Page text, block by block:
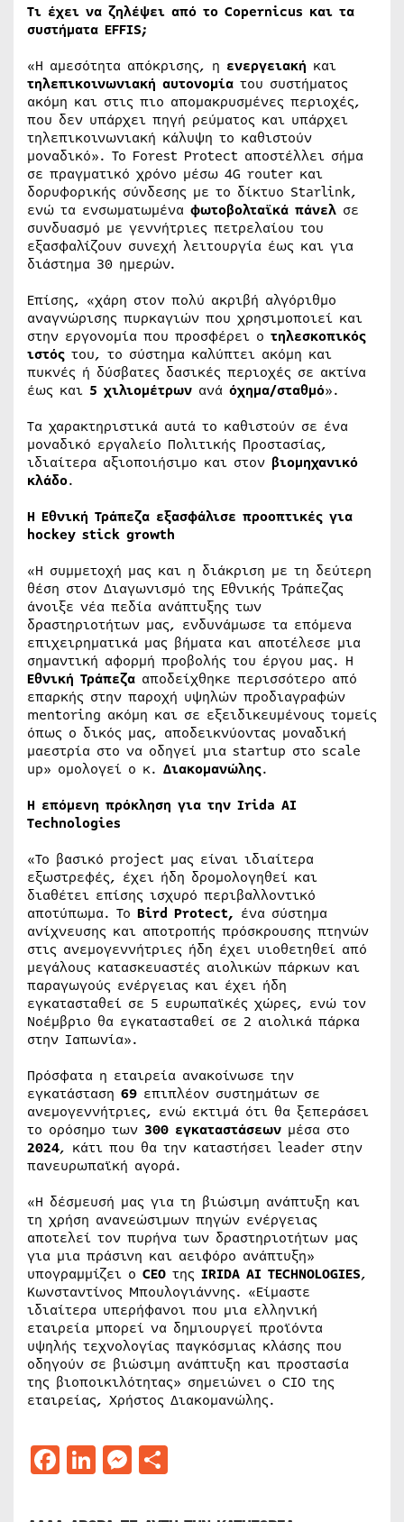
Τι έχει να ζηλέψει από το Copernicus και τα
συστήματα EFFIS;
«Η αμεσότητα απόκρισης, η ενεργειακή και
τηλεπικοινωνιακή αυτονομία του συστήματος
ακόμη και στις πιο απομακρυσμένες περιοχές,
που δεν υπάρχει πηγή ρεύματος και υπάρχει
τηλεπικοινωνιακή κάλυψη το καθιστούν
μοναδικό». Το Forest Protect αποστέλλει σήμα
σε πραγματικό χρόνο μέσω 4G router και
δορυφορικής σύνδεσης με το δίκτυο Starlink,
ενώ τα ενσωματωμένα φωτοβολταϊκά πάνελ σε
συνδυασμό με γεννήτριες πετρελαίου του
εξασφαλίζουν συνεχή λειτουργία έως και για
διάστημα 30 ημερών.
Επίσης, «χάρη στον πολύ ακριβή αλγόριθμο
αναγνώρισης πυρκαγιών που χρησιμοποιεί και
στην εργονομία που προσφέρει ο τηλεσκοπικός
ιστός του, το σύστημα καλύπτει ακόμη και
πυκνές ή δύσβατες δασικές περιοχές σε ακτίνα
έως και 5 χιλιομέτρων ανά όχημα/σταθμό».
Τα χαρακτηριστικά αυτά το καθιστούν σε ένα
μοναδικό εργαλείο Πολιτικής Προστασίας,
ιδιαίτερα αξιοποιήσιμο και στον βιομηχανικό
κλάδο.
Η Εθνική Τράπεζα εξασφάλισε προοπτικές για
hockey stick growth
«Η συμμετοχή μας και η διάκριση με τη δεύτερη
θέση στον Διαγωνισμό της Εθνικής Τράπεζας
άνοιξε νέα πεδία ανάπτυξης των
δραστηριοτήτων μας, ενδυνάμωσε τα επόμενα
επιχειρηματικά μας βήματα και αποτέλεσε μια
σημαντική αφορμή προβολής του έργου μας. Η
Εθνική Τράπεζα αποδείχθηκε περισσότερο από
επαρκής στην παροχή υψηλών προδιαγραφών
mentoring ακόμη και σε εξειδικευμένους τομείς
όπως ο δικός μας, αποδεικνύοντας μοναδική
μαεστρία στο να οδηγεί μια startup στο scale
up» ομολογεί ο κ. Διακομανώλης.
Η επόμενη πρόκληση για την Irida AΙ
Technologies
«Το βασικό project μας είναι ιδιαίτερα
εξωστρεφές, έχει ήδη δρομολογηθεί και
διαθέτει επίσης ισχυρό περιβαλλοντικό
αποτύπωμα. Το Bird Protect, ένα σύστημα
ανίχνευσης και αποτροπής πρόσκρουσης πτηνών
στις ανεμογεννήτριες ήδη έχει υιοθετηθεί από
μεγάλους κατασκευαστές αιολικών πάρκων και
παραγωγούς ενέργειας και έχει ήδη
εγκατασταθεί σε 5 ευρωπαϊκές χώρες, ενώ τον
Νοέμβριο θα εγκατασταθεί σε 2 αιολικά πάρκα
στην Ιαπωνία».
Πρόσφατα η εταιρεία ανακοίνωσε την
εγκατάσταση 69 επιπλέον συστημάτων σε
ανεμογεννήτριες, ενώ εκτιμά ότι θα ξεπεράσει
το ορόσημο των 300 εγκαταστάσεων μέσα στο
2024, κάτι που θα την καταστήσει leader στην
πανευρωπαϊκή αγορά.
«Η δέσμευσή μας για τη βιώσιμη ανάπτυξη και
τη χρήση ανανεώσιμων πηγών ενέργειας
αποτελεί τον πυρήνα των δραστηριοτήτων μας
για μια πράσινη και αειφόρο ανάπτυξη»
υπογραμμίζει ο CEO της IRIDA AI TECHNOLOGIES,
Κωνσταντίνος Μπουλογιάννης. «Είμαστε
ιδιαίτερα υπερήφανοι που μια ελληνική
εταιρεία μπορεί να δημιουργεί προϊόντα
υψηλής τεχνολογίας παγκόσμιας κλάσης που
οδηγούν σε βιώσιμη ανάπτυξη και προστασία
της βιοποικιλότητας» σημειώνει ο CIO της
εταιρείας, Χρήστος Διακομανώλης.
Facebook
LinkedIn
Messenger